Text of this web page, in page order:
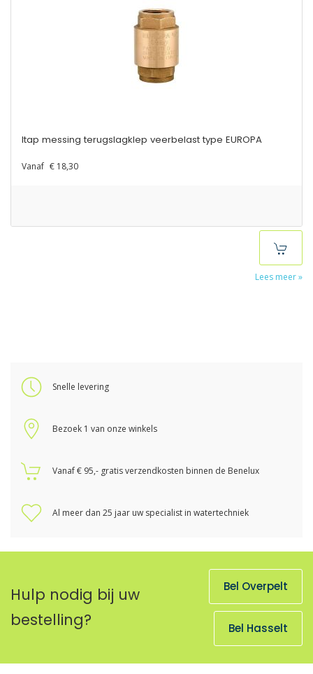
Itap messing terugslagklep veerbelast type EUROPA
Vanaf € 18,30
Lees meer »
Snelle levering
Bezoek 1 van onze winkels
Vanaf € 95,- gratis verzendkosten binnen de Benelux
Al meer dan 25 jaar uw specialist in watertechniek
Hulp nodig bij uw
bestelling?
Bel Overpelt
Bel Hasselt